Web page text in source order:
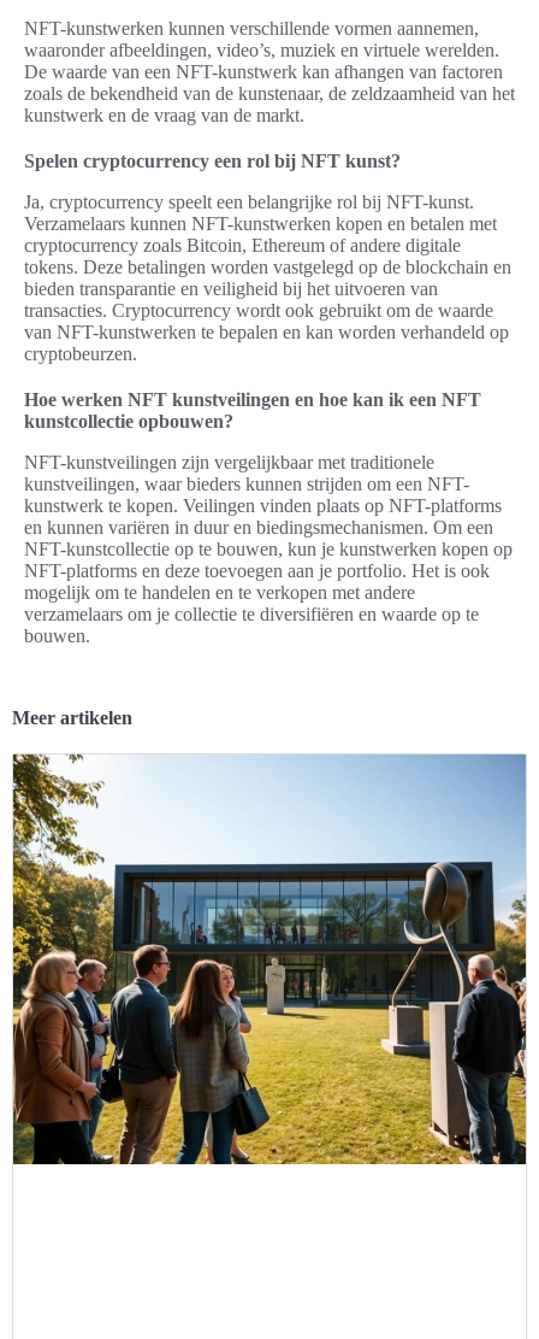
NFT-kunstwerken kunnen verschillende vormen aannemen,
waaronder afbeeldingen, video’s, muziek en virtuele werelden.
De waarde van een NFT-kunstwerk kan afhangen van factoren
zoals de bekendheid van de kunstenaar, de zeldzaamheid van het
kunstwerk en de vraag van de markt.
Spelen cryptocurrency een rol bij NFT kunst?
Ja, cryptocurrency speelt een belangrijke rol bij NFT-kunst.
Verzamelaars kunnen NFT-kunstwerken kopen en betalen met
cryptocurrency zoals Bitcoin, Ethereum of andere digitale
tokens. Deze betalingen worden vastgelegd op de blockchain en
bieden transparantie en veiligheid bij het uitvoeren van
transacties. Cryptocurrency wordt ook gebruikt om de waarde
van NFT-kunstwerken te bepalen en kan worden verhandeld op
cryptobeurzen.
Hoe werken NFT kunstveilingen en hoe kan ik een NFT
kunstcollectie opbouwen?
NFT-kunstveilingen zijn vergelijkbaar met traditionele
kunstveilingen, waar bieders kunnen strijden om een NFT-
kunstwerk te kopen. Veilingen vinden plaats op NFT-platforms
en kunnen variëren in duur en biedingsmechanismen. Om een
NFT-kunstcollectie op te bouwen, kun je kunstwerken kopen op
NFT-platforms en deze toevoegen aan je portfolio. Het is ook
mogelijk om te handelen en te verkopen met andere
verzamelaars om je collectie te diversifiëren en waarde op te
bouwen.
Meer artikelen